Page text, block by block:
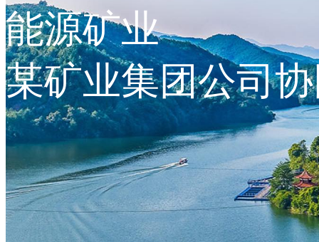
他合作模式
合作案例
能源矿业
某矿业集团公司